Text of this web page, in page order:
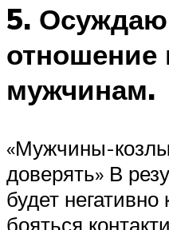
5.
отношение
мужчинам.
«Мужчины-
доверять» В
будет
бояться